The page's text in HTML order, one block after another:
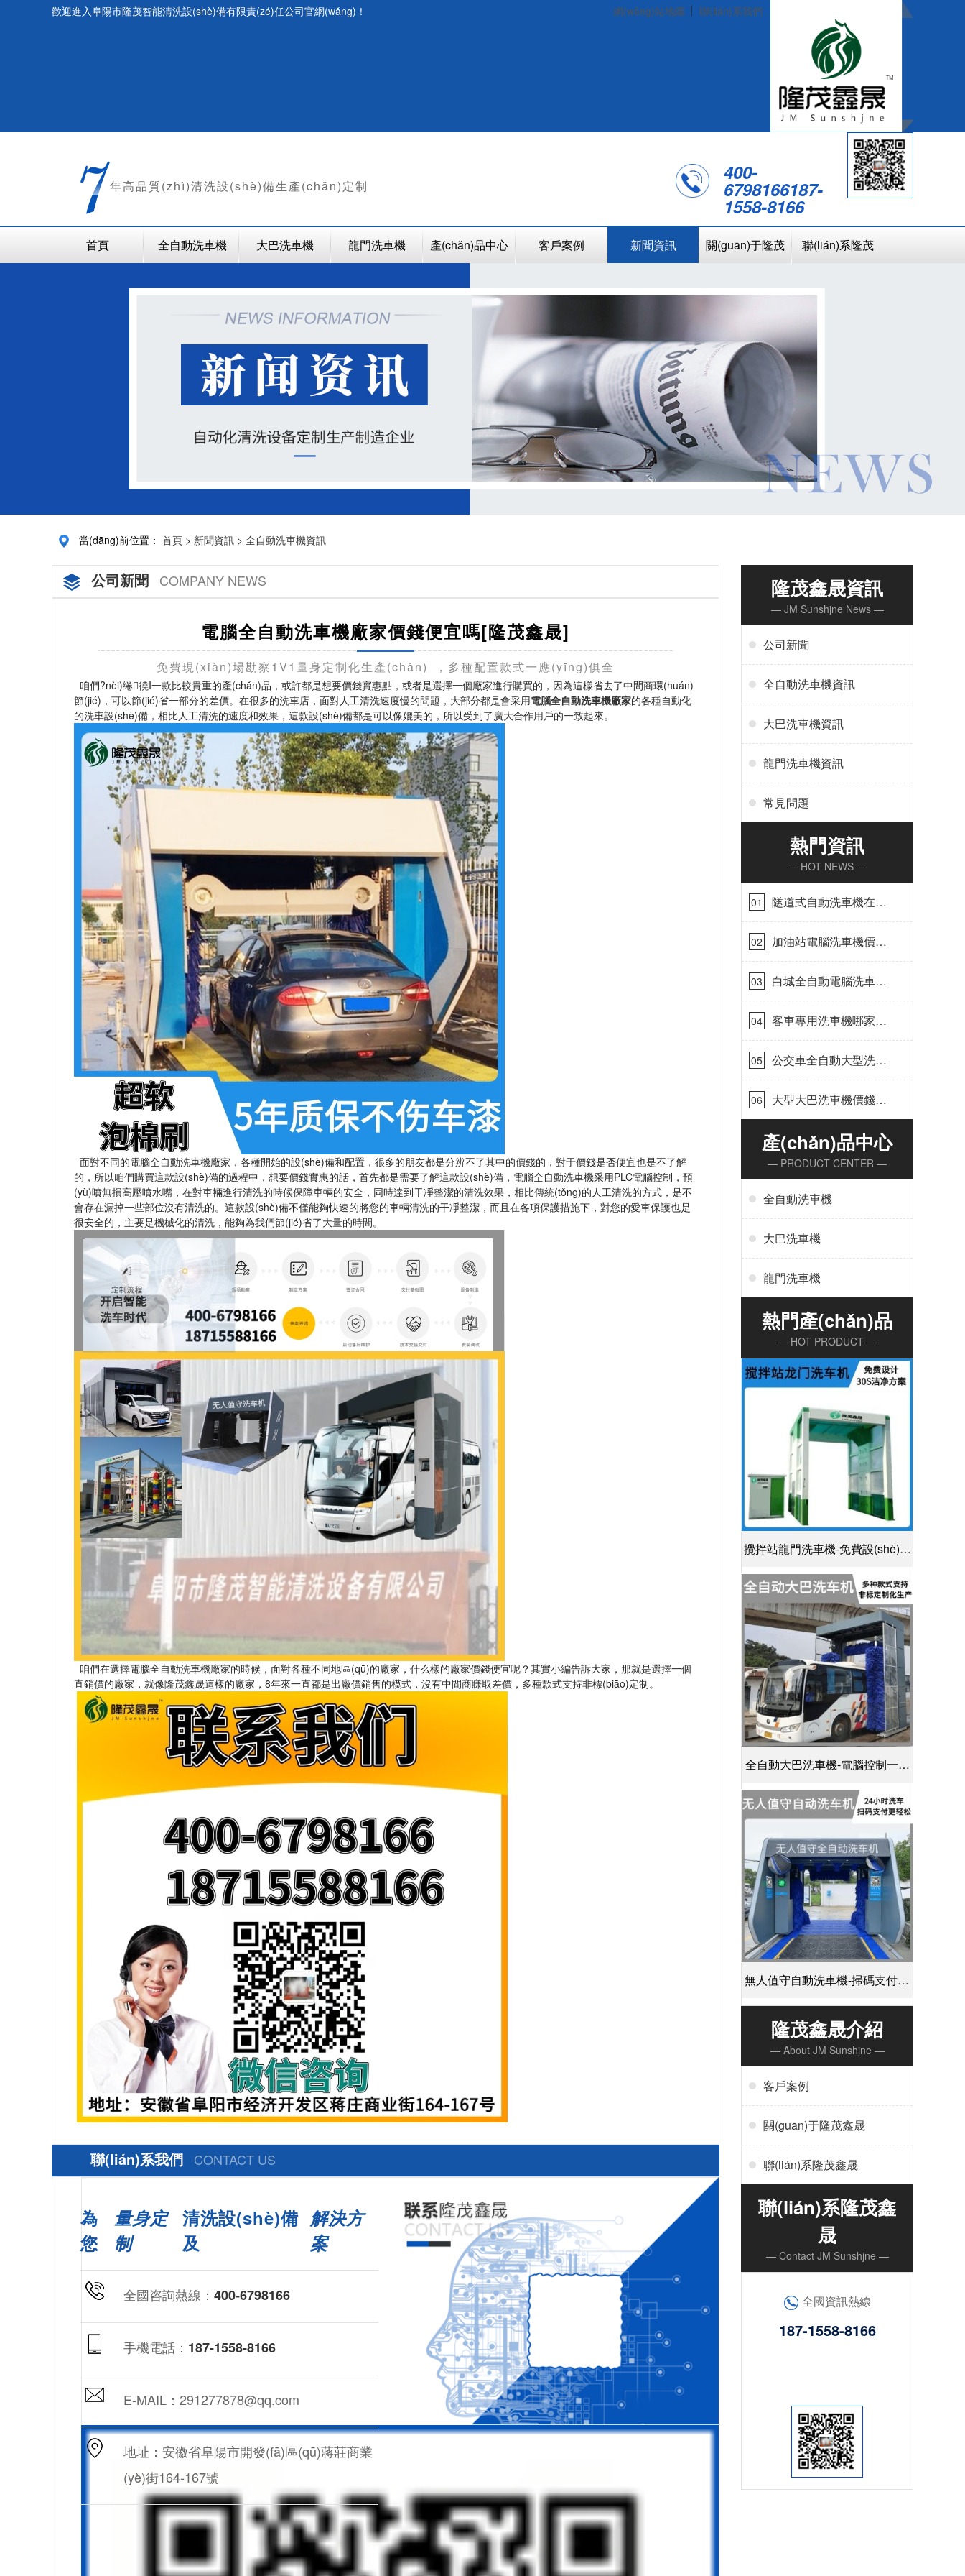
歡迎進入阜陽市隆茂智能清洗設(shè)備有限責(zé)任公司官網(wǎng)！ 網(wǎng)站地圖 聯(lián)系我們
年高品質(zhì)清洗設(shè)備生產(chǎn)定制
400-
6798166187-
1558-8166
首頁 全自動洗車機 大巴洗車機 龍門洗車機 產(chǎn)品中心 客戶案例 新聞資訊 關(guān)于隆茂 聯(lián)系隆茂
當(dāng)前位置： 首頁 > 新聞資訊 > 全自動洗車機資訊
公司新聞 COMPANY NEWS
電腦全自動洗車機廠家價錢便宜嗎[隆茂鑫晟]
免費現(xiàn)場勘察1V1量身定制化生產(chǎn)，多種配置款式一應(yīng)俱全
咱們?nèi)绻徺I一款比較貴重的產(chǎn)品，或許都是想要價錢實惠點，或者是選擇一個廠家進行購買的，因為這樣省去了中間商環(huán)
節(jié)，可以節(jié)省一部分的差價。在很多的洗車店，面對人工清洗速度慢的問題，大部分都是會采用電腦全自動洗車機廠家的各種自動化
的洗車設(shè)備，相比人工清洗的速度和效果，這款設(shè)備都是可以像媲美的，所以受到了廣大合作用戶的一致起來。
面對不同的電腦全自動洗車機廠家，各種開始的設(shè)備和配置，很多的朋友都是分辨不了其中的價錢的，對于價錢是否便宜也是不了解
的，所以咱們購買這款設(shè)備的過程中，想要價錢實惠的話，首先都是需要了解這款設(shè)備，電腦全自動洗車機采用PLC電腦控制，預
(yù)噴無損高壓噴水嘴，在對車輛進行清洗的時候保障車輛的安全，同時達到干凈整潔的清洗效果，相比傳統(tǒng)的人工清洗的方式，是不
會存在漏掉一些部位沒有清洗的。這款設(shè)備不僅能夠快速的將您的車輛清洗的干凈整潔，而且在各項保護措施下，對您的愛車保護也是
很安全的，主要是機械化的清洗，能夠為我們節(jié)省了大量的時間。
咱們在選擇電腦全自動洗車機廠家的時候，面對各種不同地區(qū)的廠家，什么樣的廠家價錢便宜呢？其實小編告訴大家，那就是選擇一個
直銷價的廠家，就像隆茂鑫晟這樣的廠家，8年來一直都是出廠價銷售的模式，沒有中間商賺取差價，多種款式支持非標(biāo)定制。
聯(lián)系我們 CONTACT US
為
您
量身定
制
清洗設(shè)備
及
解決方
案
全國咨詢熱線： 400-6798166
手機電話： 187-1558-8166
E-MAIL：291277878@qq.com
地址：安徽省阜陽市開發(fā)區(qū)蔣莊商業
(yè)街164-167號
隆茂鑫晟資訊
— JM Sunshjne News —
公司新聞
全自動洗車機資訊
大巴洗車機資訊
龍門洗車機資訊
常見問題
熱門資訊
— HOT NEWS —
01
隧道式自動洗車機在哪
里購買[隆茂鑫晟]
02
加油站電腦洗車機價格
怎么樣[隆茂鑫晟]
03
白城全自動電腦洗車
機-ADV防凍冬季正常
使用[隆茂鑫晟]
04
客車專用洗車機哪家的
好[隆茂鑫晟]
05
公交車全自動大型洗車
機什么價錢[隆茂鑫晟]
06
大型大巴洗車機價錢怎
么樣[隆茂鑫晟]
產(chǎn)品中心
— PRODUCT CENTER —
全自動洗車機
大巴洗車機
龍門洗車機
熱門產(chǎn)品
— HOT PRODUCT —
攪拌站龍門洗車機-免費設(shè)計
30S潔凈方案[隆茂鑫晟]
全自動大巴洗車機-電腦控制一鍵
啟動清洗[隆茂鑫晟]
無人值守自動洗車機-掃碼支付24
小時不停機洗車[隆茂鑫晟]
隆茂鑫晟介紹
— About JM Sunshjne —
客戶案例
關(guān)于隆茂鑫晟
聯(lián)系隆茂鑫晟
聯(lián)系隆茂鑫
晟
— Contact JM Sunshjne —
全國資訊熱線
187-1558-8166